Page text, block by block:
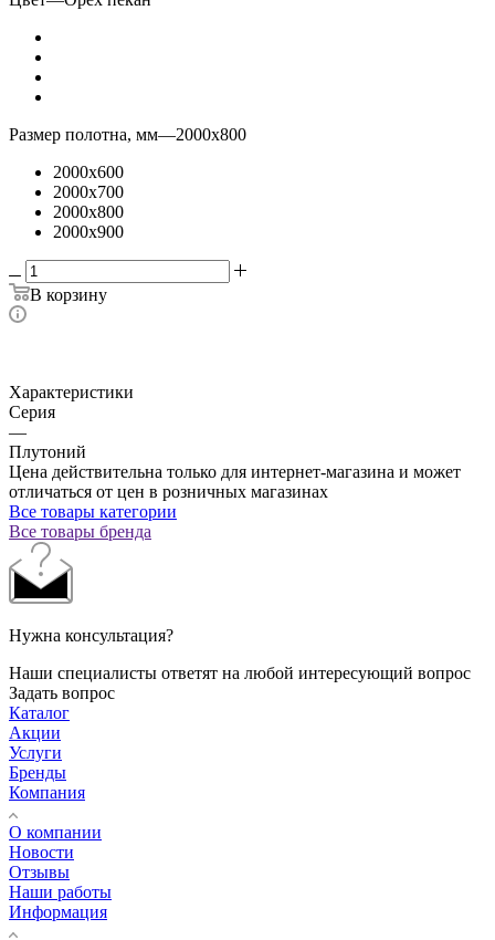
Размер полотна, мм—2000x800
2000x600
2000x700
2000x800
2000x900
В корзину
Характеристики
Серия
—
Плутоний
Цена действительна только для интернет-магазина и может
отличаться от цен в розничных магазинах
Все товары категории
Все товары бренда
Нужна консультация?
Наши специалисты ответят на любой интересующий вопрос
Задать вопрос
Каталог
Акции
Услуги
Бренды
Компания
О компании
Новости
Отзывы
Наши работы
Информация